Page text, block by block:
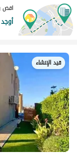
اقض
قيد الإنشاء